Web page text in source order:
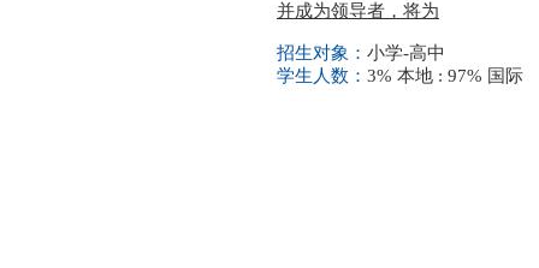
并成为领导者，将为
招生对象： 小学-高中
学生人数： 3% 本地 : 97% 国际